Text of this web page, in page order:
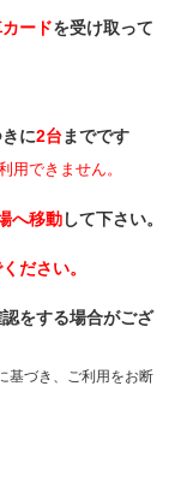
ードを受け取って
に2台 までです
用できません。
へ移動して下さい。
ださい。
をする場合がござ
基づき、ご利用をお断